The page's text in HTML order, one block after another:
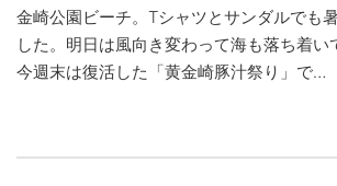
金崎公園ビーチ。Tシャツとサンダルでも
した。明日は風向き変わって海も落ち着い
今週末は復活した「黄金崎豚汁祭り」で…